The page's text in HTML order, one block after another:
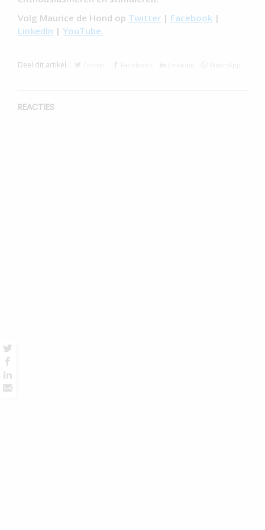
Volg Maurice de Hond op Twitter | Facebook |
LinkedIn | YouTube.
Deel dit artikel:
REACTIES